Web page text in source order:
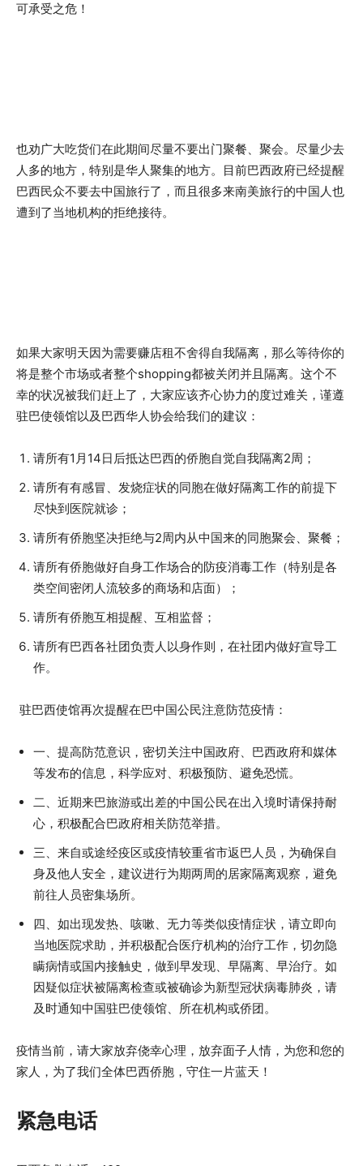
可承受之危！
也劝广大吃货们在此期间尽量不要出门聚餐、聚会。尽量少去
人多的地方，特别是华人聚集的地方。目前巴西政府已经提醒
巴西民众不要去中国旅行了，而且很多来南美旅行的中国人也
遭到了当地机构的拒绝接待。
如果大家明天因为需要赚店租不舍得自我隔离，那么等待你的
将是整个市场或者整个shopping都被关闭并且隔离。这个不
幸的状况被我们赶上了，大家应该齐心协力的度过难关，谨遵
驻巴使领馆以及巴西华人协会给我们的建议：
请所有1月14日后抵达巴西的侨胞自觉自我隔离2周；
请所有有感冒、发烧症状的同胞在做好隔离工作的前提下
尽快到医院就诊；
请所有侨胞坚决拒绝与2周内从中国来的同胞聚会、聚餐；
请所有侨胞做好自身工作场合的防疫消毒工作（特别是各
类空间密闭人流较多的商场和店面）；
请所有侨胞互相提醒、互相监督；
请所有巴西各社团负责人以身作则，在社团内做好宣导工
作。
驻巴西使馆再次提醒在巴中国公民注意防范疫情：
一、提高防范意识，密切关注中国政府、巴西政府和媒体
等发布的信息，科学应对、积极预防、避免恐慌。
二、近期来巴旅游或出差的中国公民在出入境时请保持耐
心，积极配合巴政府相关防范举措。
三、来自或途经疫区或疫情较重省市返巴人员，为确保自
身及他人安全，建议进行为期两周的居家隔离观察，避免
前往人员密集场所。
四、如出现发热、咳嗽、无力等类似疫情症状，请立即向
当地医院求助，并积极配合医疗机构的治疗工作，切勿隐
瞒病情或国内接触史，做到早发现、早隔离、早治疗。如
因疑似症状被隔离检查或被确诊为新型冠状病毒肺炎，请
及时通知中国驻巴使领馆、所在机构或侨团。
疫情当前，请大家放弃侥幸心理，放弃面子人情，为您和您的
家人，为了我们全体巴西侨胞，守住一片蓝天！
紧急电话